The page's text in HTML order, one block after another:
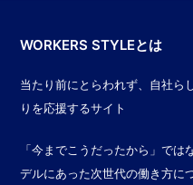
WORKERS STYLEとは
当たり前にとらわれず、自社ら
りを応援するサイト
「今までこうだったから」で
デルにあった次世代の働き方に